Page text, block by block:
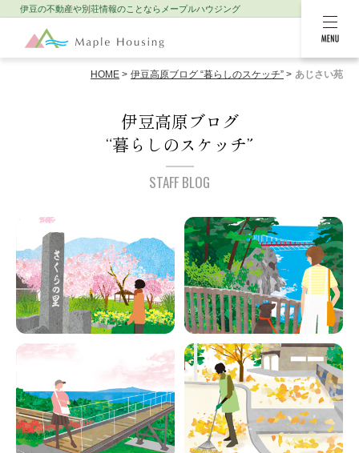
MENU
伊豆の不動産や別荘情報のことなら メープルハウジング
HOME 伊豆高原ブログ “暮らしのスケッチ” あじさい苑
伊豆高原ブログ
“暮らしのスケッチ”
STAFF BLOG